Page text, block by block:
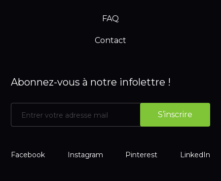
FAQ
Contact
Abonnez-vous à notre infolettre !
Facebook Instagram Pinterest LinkedIn